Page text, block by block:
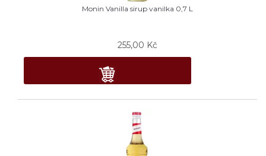
Monin Vanilla sirup vanilka 0,7 L
255,00 Kč